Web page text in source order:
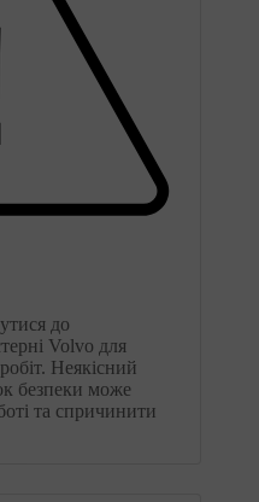
до
Volvo для
Неякісний
безпеки може
та спричинити